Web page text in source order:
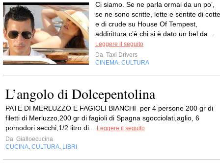
Ci siamo. Se ne parla ormai da un po’,
se ne sono scritte, lette e sentite di cotte
e di crude su House Of Tempest,
addirittura c’è chi si è dato un bel da...
Leggere il seguito
Da Taxi Drivers
CINEMA, CULTURA
L’angolo di Dolcepentolina
PATE DI MERLUZZO E FAGIOLI BIANCHI per 4 persone 200 gr di
filetti di Merluzzo,200 gr di fagioli di Spagna sgocciolati,aglio, 6
pomodori secchi,1/2 litro di... Leggere il seguito
Da Gialloecucina
CUCINA, CULTURA, LIBRI